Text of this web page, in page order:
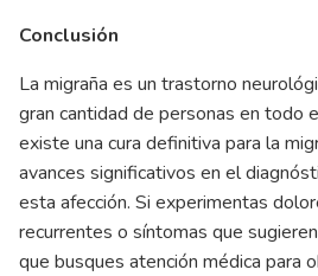
Conclusión
La migraña es un trastorno
gran cantidad de personas en todo
existe una cura definitiva para la
avances significativos en el
esta afección. Si experimentas
recurrentes o síntomas que
que busques atención médica para